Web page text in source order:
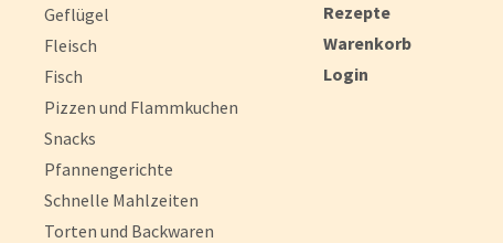
Geflügel
Fleisch
Fisch
Pizzen und Flammkuchen
Snacks
Pfannengerichte
Schnelle Mahlzeiten
Torten und Backwaren
Rezepte
Warenkorb
Login